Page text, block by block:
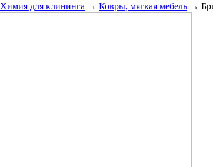
Химия для клининга → Ковры, мягкая мебель →